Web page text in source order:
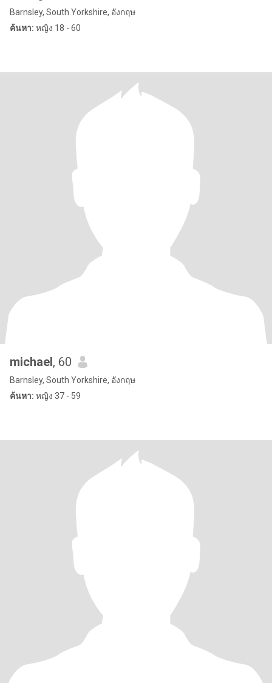
Barnsley, South Yorkshire, อังกฤษ
ค้นหา: หญิง 18 - 60
michael, 60
Barnsley, South Yorkshire, อังกฤษ
ค้นหา: หญิง 37 - 59